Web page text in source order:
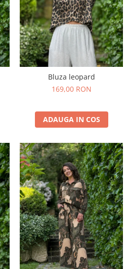
Bluza leopard
169,00 RON
ADAUGA IN COS